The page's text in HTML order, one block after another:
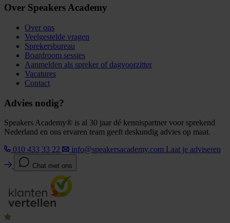
Over Speakers Academy
Over ons
Veelgestelde vragen
Sprekersbureau
Boardroom sessies
Aanmelden als spreker of dagvoorzitter
Vacatures
Contact
Advies nodig?
Speakers Academy® is al 30 jaar dé kennispartner voor sprekend
Nederland en ons ervaren team geeft deskundig advies op maat.
010 433 33 22
info@speakersacademy.com Laat je adviseren
Chat met ons